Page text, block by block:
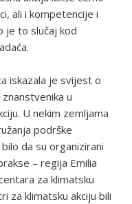
ali i kompetencije i
je to slučaj kod
iskazala je svijest o
u
U nekim zemljama
podrške
da su organizirani
– regija Emilia
za klimatsku
za klimatsku akciju bili